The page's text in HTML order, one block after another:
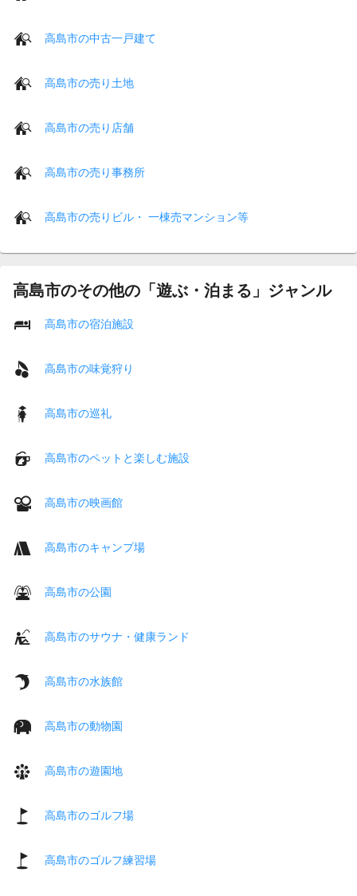
高島市の中古一戸建て
高島市の売り土地
高島市の売り店舗
高島市の売り事務所
高島市の売りビル・ 一棟売マンション等
高島市のその他の「遊ぶ・泊まる」ジャンル
高島市の宿泊施設
高島市の味覚狩り
高島市の巡礼
高島市のペットと楽しむ施設
高島市の映画館
高島市のキャンプ場
高島市の公園
高島市のサウナ・健康ランド
高島市の水族館
高島市の動物園
高島市の遊園地
高島市のゴルフ場
高島市のゴルフ練習場